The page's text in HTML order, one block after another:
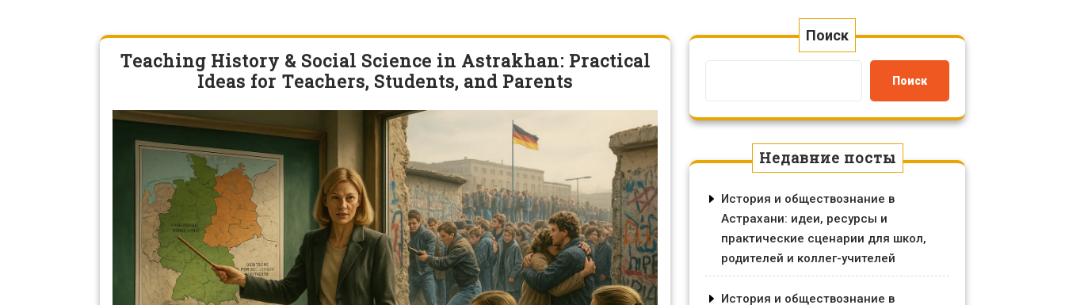
Teaching History & Social Science in Astrakhan: Practical
Ideas for Teachers, Students, and Parents
Поиск
Поиск
Недавние посты
История и обществознание в
Астрахани: идеи, ресурсы и
практические сценарии для школ,
родителей и коллег-учителей
История и обществознание в